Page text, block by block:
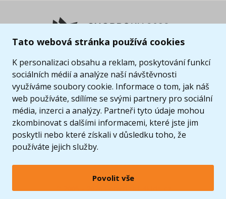
Tato webová stránka používá cookies
K personalizaci obsahu a reklam, poskytování funkcí
sociálních médií a analýze naší návštěvnosti
využíváme soubory cookie. Informace o tom, jak náš
web používáte, sdílíme se svými partnery pro sociální
média, inzerci a analýzy. Partneři tyto údaje mohou
zkombinovat s dalšími informacemi, které jste jim
poskytli nebo které získali v důsledku toho, že
používáte jejich služby.
Povolit vše
© 2005 - 2026 Copyright 4kids.cz